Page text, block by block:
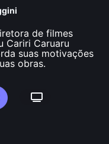
de filmes
Cariri Caruaru
suas motivações
obras.